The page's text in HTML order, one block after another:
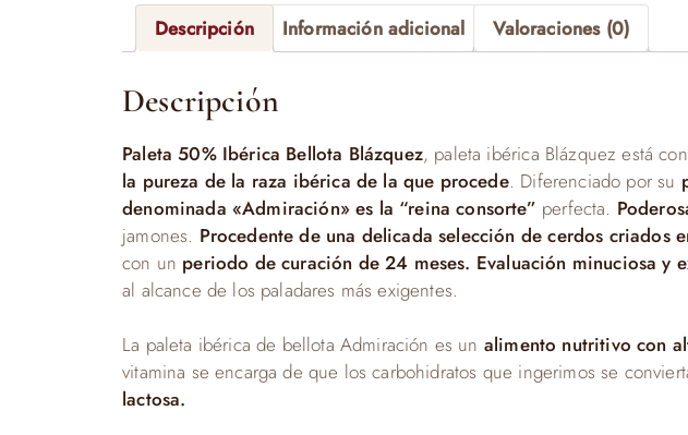
Descripción Información adicional Valoraciones (0)
Descripción
Paleta 50% Ibérica Bellota Blázquez, paleta ibérica Blázquez está
la pureza de la raza ibérica de la que procede. Diferenciado por su
denominada «Admiración» es la “reina consorte” perfecta.
jamones. Procedente de una delicada selección de cerdos criados
con un periodo de curación de 24 meses. Evaluación minuciosa y
al alcance de los paladares más exigentes.
La paleta ibérica de bellota Admiración es un alimento nutritivo con
vitamina se encarga de que los carbohidratos que ingerimos se
lactosa.